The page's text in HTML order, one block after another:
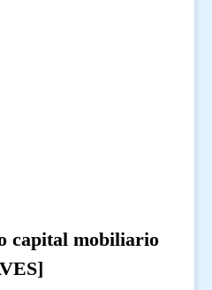
capital mobiliario